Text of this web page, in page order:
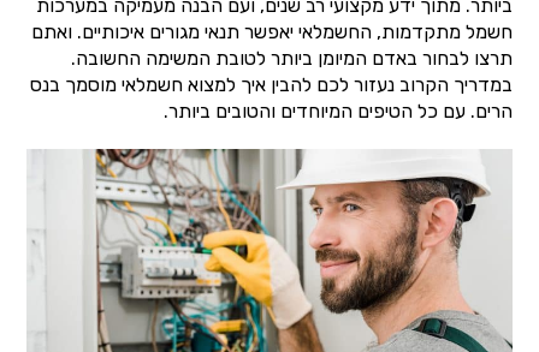
ביותר. מתוך ידע מקצועי רב שנים, ועם הבנה מעמיקה במערכות
חשמל מתקדמות, החשמלאי יאפשר תנאי מגורים איכותיים. ואתם
תרצו לבחור באדם המיומן ביותר לטובת המשימה החשובה.
במדריך הקרוב נעזור לכם להבין איך למצוא חשמלאי מוסמך בנס
הרים. עם כל הטיפים המיוחדים והטובים ביותר.